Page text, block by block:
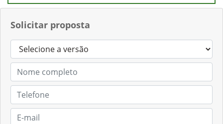
Solicitar proposta